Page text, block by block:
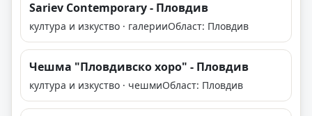
Sariev Contemporary - Пловдив
култура и изкуство · галерииОбласт: Пловдив
Чешма "Пловдивско хоро" - Пловдив
култура и изкуство · чешмиОбласт: Пловдив